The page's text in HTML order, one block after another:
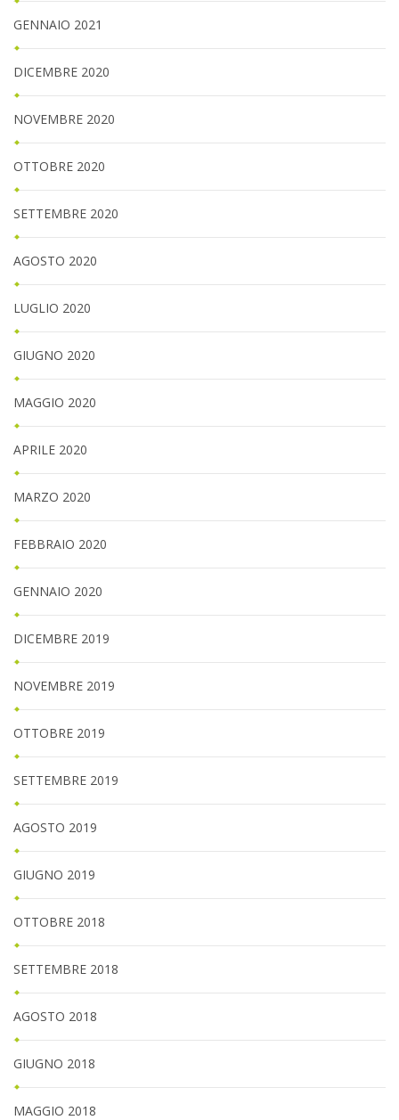
GENNAIO 2021
DICEMBRE 2020
NOVEMBRE 2020
OTTOBRE 2020
SETTEMBRE 2020
AGOSTO 2020
LUGLIO 2020
GIUGNO 2020
MAGGIO 2020
APRILE 2020
MARZO 2020
FEBBRAIO 2020
GENNAIO 2020
DICEMBRE 2019
NOVEMBRE 2019
OTTOBRE 2019
SETTEMBRE 2019
AGOSTO 2019
GIUGNO 2019
OTTOBRE 2018
SETTEMBRE 2018
AGOSTO 2018
GIUGNO 2018
MAGGIO 2018